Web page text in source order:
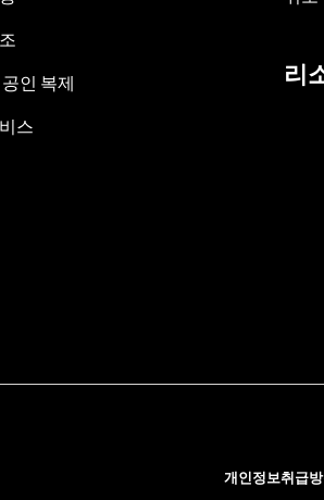
인 복제
스
리
개인정보취급